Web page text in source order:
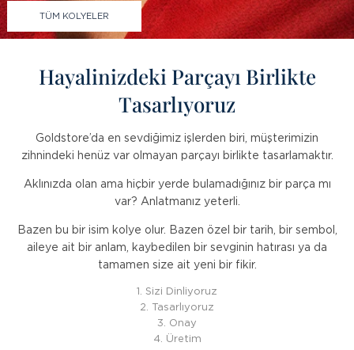
TÜM KOLYELER
Hayalinizdeki Parçayı Birlikte
Tasarlıyoruz
Goldstore’da en sevdiğimiz işlerden biri, müşterimizin
zihnindeki henüz var olmayan parçayı birlikte tasarlamaktır.
Aklınızda olan ama hiçbir yerde bulamadığınız bir parça mı
var? Anlatmanız yeterli.
Bazen bu bir isim kolye olur. Bazen özel bir tarih, bir sembol,
aileye ait bir anlam, kaybedilen bir sevginin hatırası ya da
tamamen size ait yeni bir fikir.
1. Sizi Dinliyoruz
2. Tasarlıyoruz
3. Onay
4. Üretim